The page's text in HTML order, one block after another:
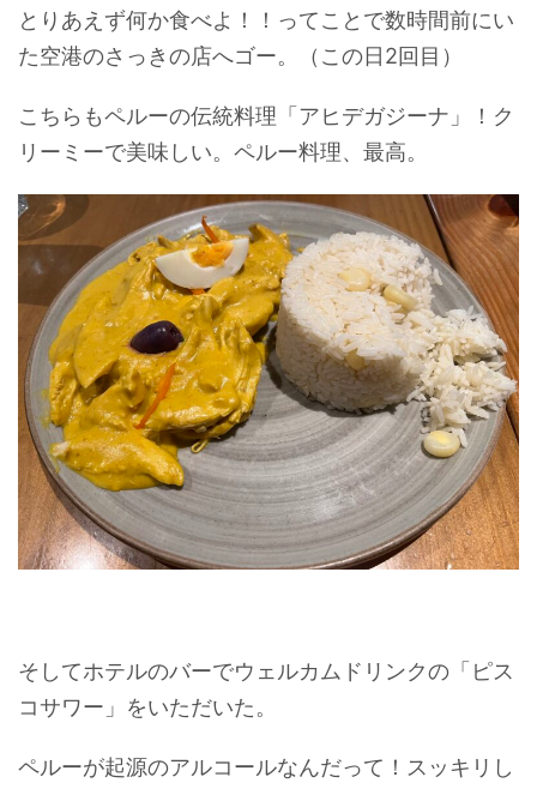
とりあえず何か食べよ！！ってことで数時間前にい
た空港のさっきの店へゴー。（この日2回目）
こちらもペルーの伝統料理「アヒデガジーナ」！ク
リーミーで美味しい。ペルー料理、最高。
そしてホテルのバーでウェルカムドリンクの「ピス
コサワー」をいただいた。
ペルーが起源のアルコールなんだって！スッキリし